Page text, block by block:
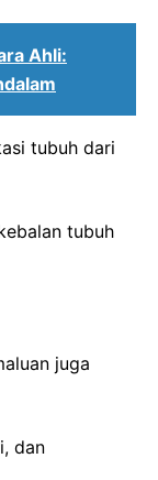
Ahli:
tubuh dari
tubuh
juga
dan